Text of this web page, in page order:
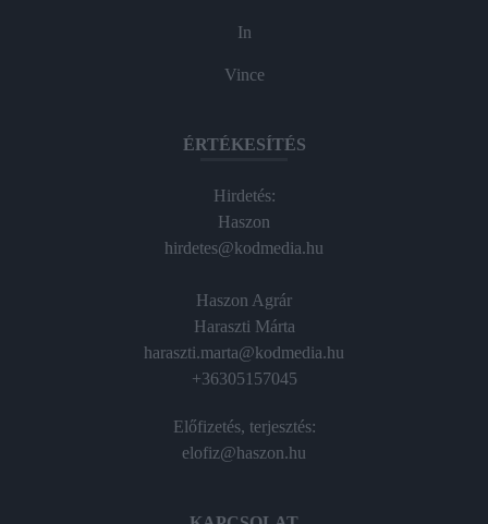
In
Vince
ÉRTÉKESÍTÉS
Hirdetés:
Haszon
hirdetes@kodmedia.hu
Haszon Agrár
Haraszti Márta
haraszti.marta@kodmedia.hu
+36305157045
Előfizetés, terjesztés:
elofiz@haszon.hu